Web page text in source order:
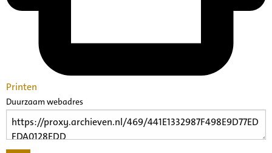
Printen
Duurzaam webadres